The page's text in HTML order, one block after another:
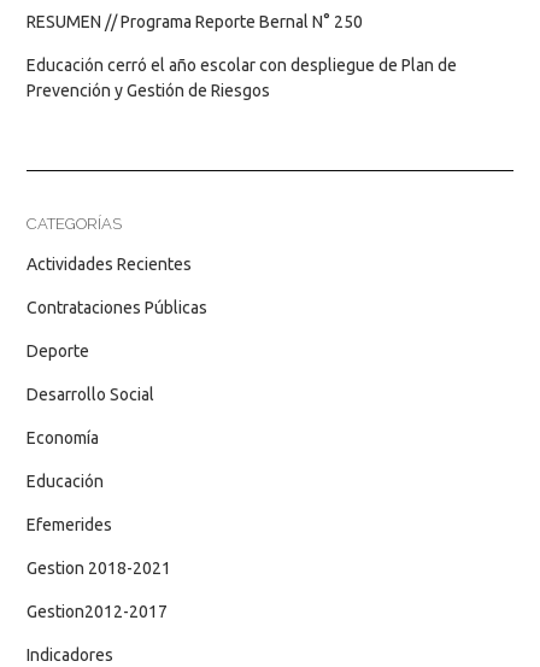
RESUMEN // Programa Reporte Bernal N° 250
Educación cerró el año escolar con despliegue de Plan de
Prevención y Gestión de Riesgos
CATEGORÍAS
Actividades Recientes
Contrataciones Públicas
Deporte
Desarrollo Social
Economía
Educación
Efemerides
Gestion 2018-2021
Gestion2012-2017
Indicadores